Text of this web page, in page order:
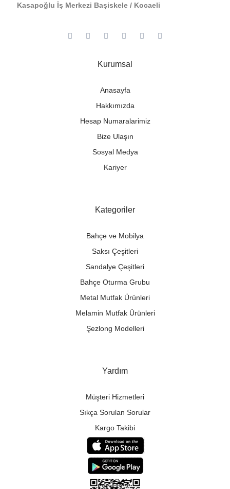
Kasapoğlu İş Merkezi Başiskele / Kocaeli
Kurumsal
Anasayfa
Hakkımızda
Hesap Numaralarimiz
Bize Ulaşın
Sosyal Medya
Kariyer
Kategoriler
Bahçe ve Mobilya
Saksı Çeşitleri
Sandalye Çeşitleri
Bahçe Oturma Grubu
Metal Mutfak Ürünleri
Melamin Mutfak Ürünleri
Şezlong Modelleri
Yardım
Müşteri Hizmetleri
Sıkça Sorulan Sorular
Kargo Takibi